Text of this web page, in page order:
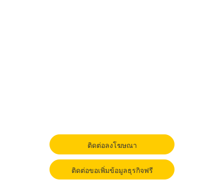
ติดต่อลงโฆษณา
ติดต่อขอเพิ่มข้อมูลธุรกิจฟรี